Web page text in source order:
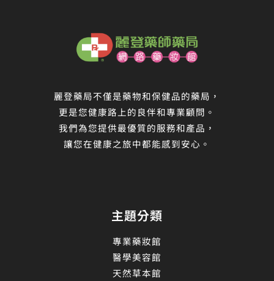
麗登藥局不僅是藥物和保健品的藥局，
更是您健康路上的良伴和專業顧問。
我們為您提供最優質的服務和產品，
讓您在健康之旅中都能感到安心。
主題分類
專業藥妝館
醫學美容館
天然草本館